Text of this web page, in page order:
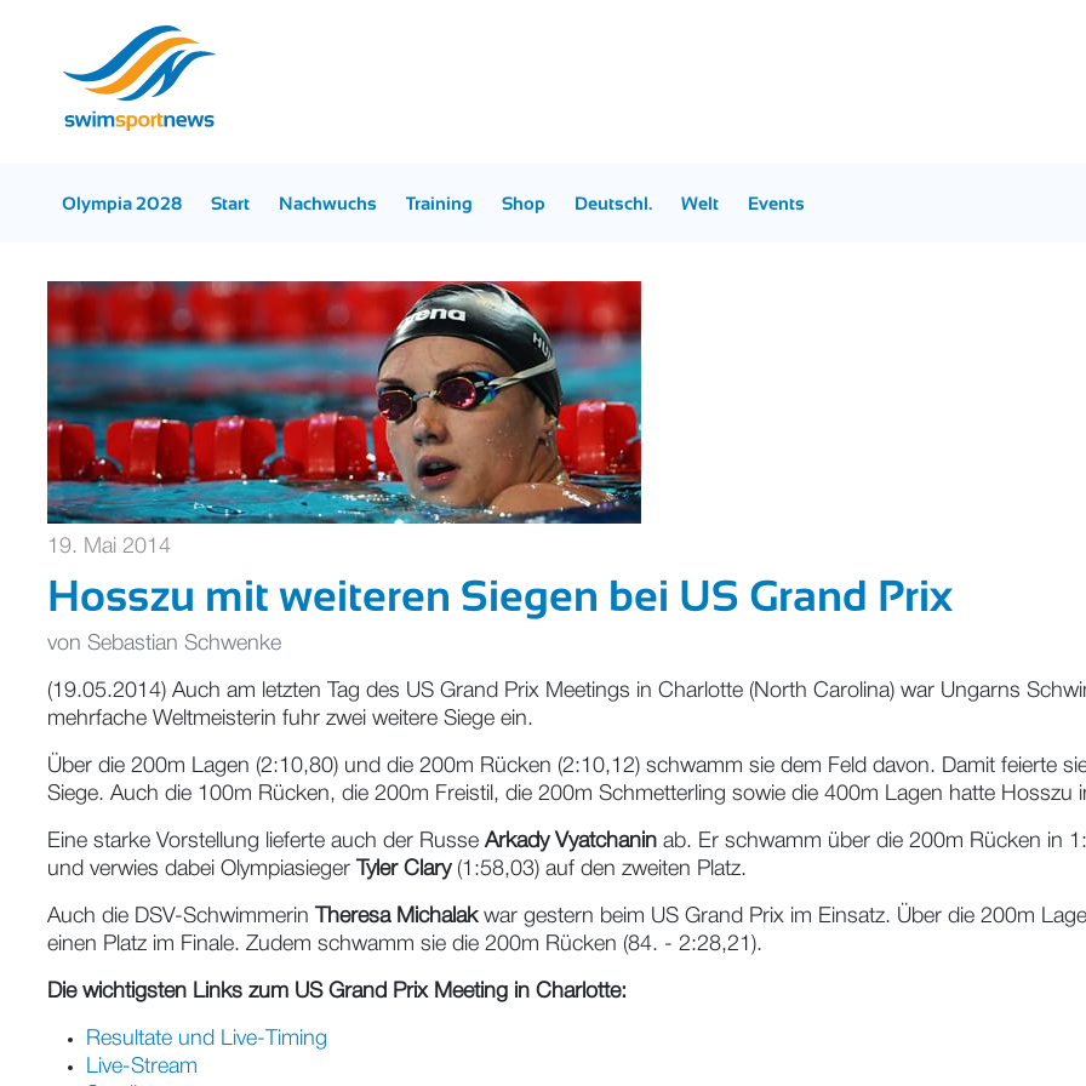
Olympia 2028 Start Nachwuchs Training Shop Deutschl. Welt Events
19. Mai 2014
Hosszu mit weiteren Siegen bei US Grand Prix
von Sebastian Schwenke
(19.05.2014) Auch am letzten Tag des US Grand Prix Meetings in Charlotte (North Carolina) war Ungarns
mehrfache Weltmeisterin fuhr zwei weitere Siege ein.
Über die 200m Lagen (2:10,80) und die 200m Rücken (2:10,12) schwamm sie dem Feld davon. Damit feierte
Siege. Auch die 100m Rücken, die 200m Freistil, die 200m Schmetterling sowie die 400m Lagen hatte Hosszu
Eine starke Vorstellung lieferte auch der Russe Arkady Vyatchanin ab. Er schwamm über die 200m Rücken in
und verwies dabei Olympiasieger
Tyler Clary(1:58,03) auf den zweiten Platz.
Auch die DSV-Schwimmerin Theresa Michalakwar gestern beim US Grand Prix im Einsatz. Über die 200m
einen Platz im Finale. Zudem schwamm sie die 200m Rücken (84. - 2:28,21).
Die wichtigsten Links zum US Grand Prix Meeting in Charlotte:
Resultate und Live-Timing
Live-Stream